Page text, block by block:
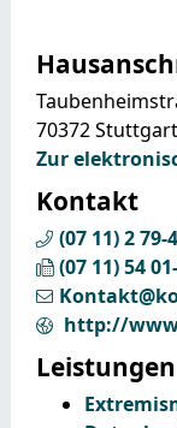
70372Stuttgart
Zur
Kontakt
(07 11) 279-
(07 11) 54
http://
Leistungen